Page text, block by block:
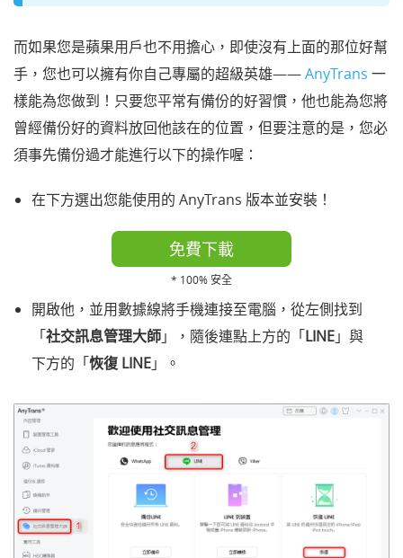
而如果您是蘋果用戶也不用擔心，即使沒有上面的那位好幫
手，您也可以擁有你自己專屬的超級英雄——AnyTrans 一
樣能為您做到！只要您平常有備份的好習慣，他也能為您將
曾經備份好的資料放回他該在的位置，但要注意的是，您必
須事先備份過才能進行以下的操作喔：
在下方選出您能使用的 AnyTrans 版本並安裝！
免費下載
* 100% 安全
開啟他，並用數據線將手機連接至電腦，從左側找到
「社交訊息管理大師」，隨後連點上方的「LINE」與
下方的「恢復 LINE」。